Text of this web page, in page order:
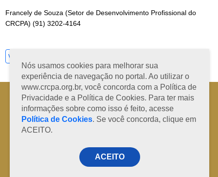
Francely de Souza (Setor de Desenvolvimento Profissional do
CRCPA) (91) 3202-4164
Ver todos
Nós usamos cookies para melhorar sua
experiência de navegação no portal. Ao utilizar o
www.crcpa.org.br, você concorda com a Política de
Privacidade e a Política de Cookies. Para ter mais
informações sobre como isso é feito, acesse
Política de Cookies. Se você concorda, clique em
ACEITO.
ACEITO
Horário de Atendimento: 08h às 12h e 13h às 17h de segunda à sexta-
feira
Fone: +55 91 3202-4150 | E-mail: protocolo@crcpa.org.br
Copyright 2014/2026 | Todos os direitos reservados ao CRC-PA
Desenvolvido porRD Code Soluções Digitais